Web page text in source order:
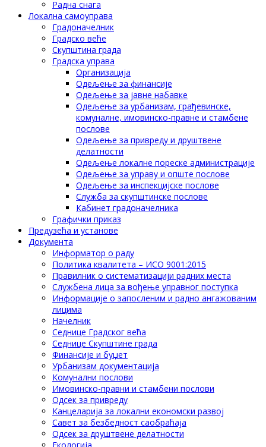
Радна снага
Локална самоуправа
Градоначелник
Градско веће
Скупштина града
Градска управа
Организација
Одељење за финансије
Одељење за јавне набавке
Одељење за урбанизам, грађевинске,
комуналне, имовинско-правне и стамбене
послове
Одељење за привреду и друштвене
делатности
Одељење локалне пореске администрације
Одељење за управу и опште послове
Одељење за инспекцијске послове
Служба за скупштинске послове
Кабинет градоначелника
Графички приказ
Предузећа и установе
Документа
Информатор о раду
Политика квалитета – ИСО 9001:2015
Правилник о систематизацији радних места
Службена лица за вођење управног поступка
Информације о запосленим и радно ангажованим
лицима
Начелник
Седнице Градског већа
Седнице Скупштине града
Финансије и буџет
Урбанизам документација
Комунални послови
Имовинско-правни и стамбени послови
Одсек за привреду
Канцеларија за локални економски развој
Савет за безбедност саобраћаја
Одсек за друштвене делатности
Eкологија